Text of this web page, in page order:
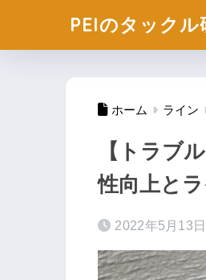
PEIのタックル
ホーム ライン
【トラブ
性向上と
2022年5月13日